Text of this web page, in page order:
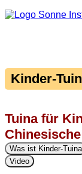
Kinder-
Tuina für
Was ist Kinder-Tuina
Video